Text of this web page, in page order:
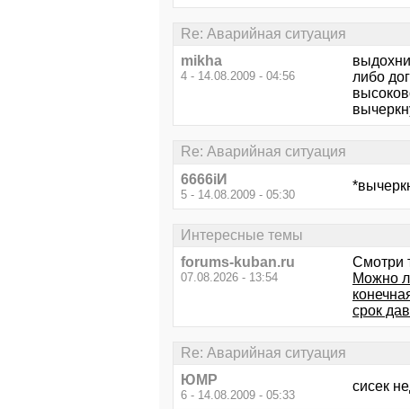
Re: Аварийная ситуация
mikha
4 - 14.08.2009 - 04:56
либо
Re: Аварийная ситуация
6666iИ
5 - 14.08.2009 - 05:30
Интересные темы
forums-kuban.ru
07.08.2026 - 13:54
Смотри
Можно
срок
Re: Аварийная ситуация
ЮМР
6 - 14.08.2009 - 05:33
сисек